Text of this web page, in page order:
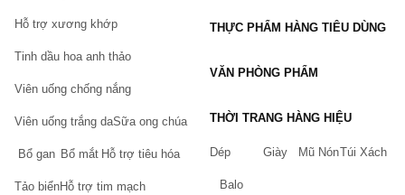
Hỗ trợ xương khớp
Tinh dầu hoa anh thảo
Viên uống chống nắng
Viên uống trắng daSữa ong chúa
Bổ gan Bổ mắt Hỗ trợ tiêu hóa
Tảo biểnHỗ trợ tim mạch
THỰC PHẨM HÀNG TIÊU DÙNG
VĂN PHÒNG PHẨM
THỜI TRANG HÀNG HIỆU
Dép Giày Mũ NónTúi Xách
Balo